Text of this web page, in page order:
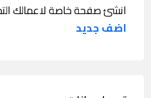
انشئ صفحة خاصة لاعمالك
اضف جديد